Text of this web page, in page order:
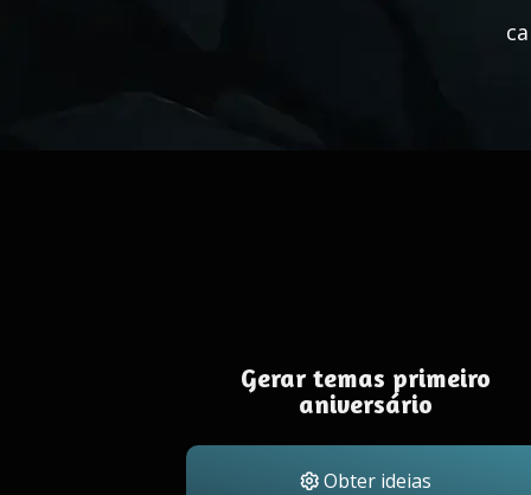
Gerar temas primeiro
aniversário
Obter ideias